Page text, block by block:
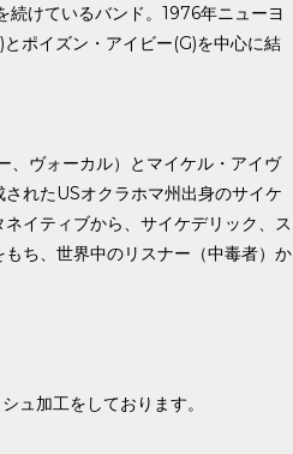
けているバンド。1976年ニューヨ
ポイズン・アイビー(G)を中心に結
、ヴォーカル）とマイケル・アイヴ
れたUSオクラホマ州出身のサイケ
イティブから、サイケデリック、ス
ち、世界中のリスナー（中毒者）か
ュ加工をしております。